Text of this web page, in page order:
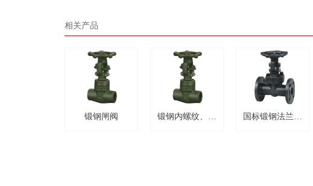
相关产品
锻钢闸阀
锻钢内螺纹、承
国标锻钢法兰闸